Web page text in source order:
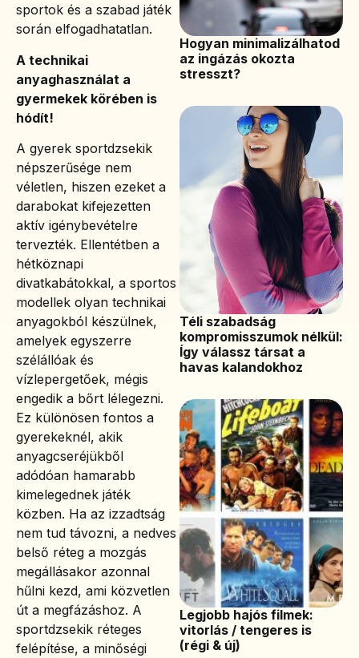
sportok és a szabad játék
során elfogadhatatlan.
A technikai
anyaghasználat a
gyermekek körében is
hódít!
A gyerek sportdzsekik
népszerűsége nem
véletlen, hiszen ezeket a
darabokat kifejezetten
aktív igénybevételre
tervezték. Ellentétben a
hétköznapi
divatkabátokkal, a sportos
modellek olyan technikai
anyagokból készülnek,
amelyek egyszerre
szélállóak és
vízlepergetőek, mégis
engedik a bőrt lélegezni.
Ez különösen fontos a
gyerekeknél, akik
anyagcseréjükből
adódóan hamarabb
kimelegednek játék
közben. Ha az izzadtság
nem tud távozni, a nedves
belső réteg a mozgás
megállásakor azonnal
hűlni kezd, ami közvetlen
út a megfázáshoz. A
sportdzsekik réteges
felépítése, a minőségi
Hogyan minimalizálhatod
az ingázás okozta
stresszt?
Téli szabadság
kompromisszumok nélkül:
Így válassz társat a
havas kalandokhoz
Legjobb hajós filmek:
vitorlás / tengeres is
(régi & új)